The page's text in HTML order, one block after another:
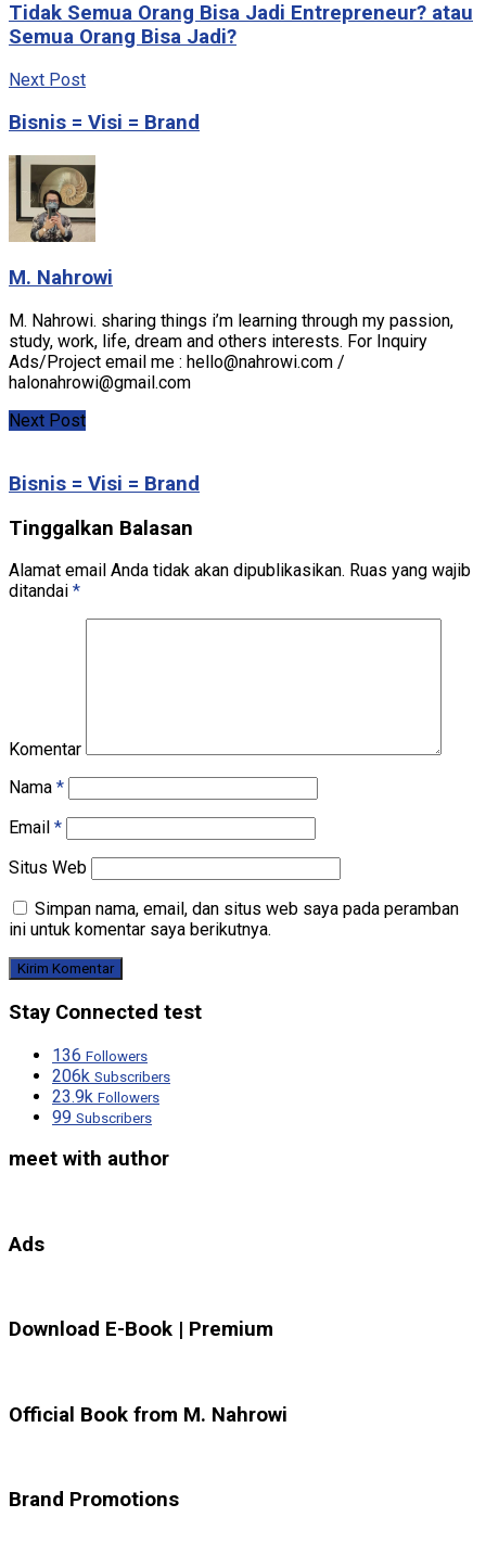
Tidak Semua Orang Bisa Jadi Entrepreneur? atau
Semua Orang Bisa Jadi?
Next Post
Bisnis = Visi = Brand
M. Nahrowi
M. Nahrowi. sharing things i’m learning through my passion,
study, work, life, dream and others interests. For Inquiry
Ads/Project email me : hello@nahrowi.com /
halonahrowi@gmail.com
Next Post
Bisnis = Visi = Brand
Tinggalkan Balasan
Alamat email Anda tidak akan dipublikasikan. Ruas yang wajib
ditandai *
Komentar
Nama *
Email *
Situs Web
Simpan nama, email, dan situs web saya pada peramban
ini untuk komentar saya berikutnya.
Stay Connected test
136 Followers
206k Subscribers
23.9k Followers
99 Subscribers
meet with author
Ads
Download E-Book | Premium
Official Book from M. Nahrowi
Brand Promotions